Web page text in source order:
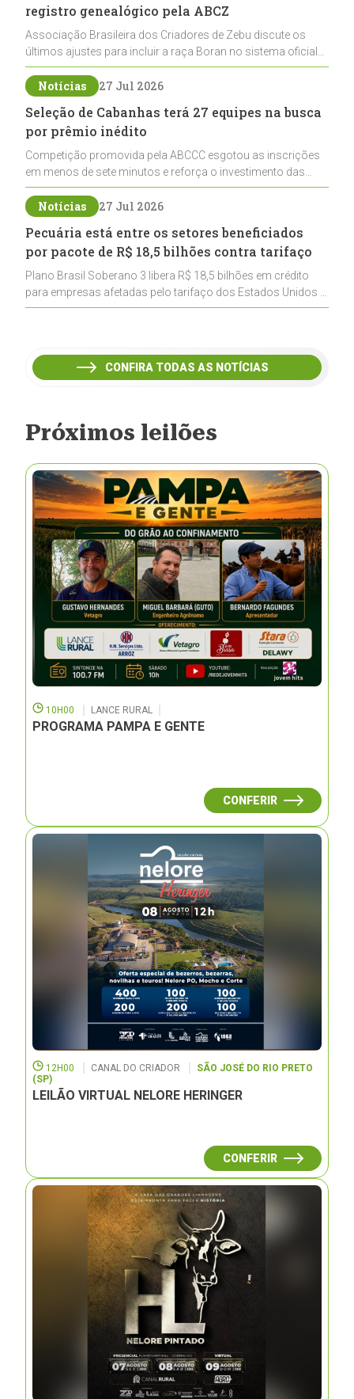
registro genealógico pela ABCZ
Associação Brasileira dos Criadores de Zebu discute os
últimos ajustes para incluir a raça Boran no sistema oficial
de registros, abrindo caminho para sua expansão na
pecuária nacional
Notícias 27 Jul 2026
Seleção de Cabanhas terá 27 equipes na busca
por prêmio inédito
Competição promovida pela ABCCC esgotou as inscrições
em menos de sete minutos e reforça o investimento das
cabanhas na seleção genética de Cavalos Crioulos voltados
ao laço
Notícias 27 Jul 2026
Pecuária está entre os setores beneficiados
por pacote de R$ 18,5 bilhões contra tarifaço
Plano Brasil Soberano 3 libera R$ 18,5 bilhões em crédito
para empresas afetadas pelo tarifaço dos Estados Unidos e
inclui a pecuária entre os setores estratégicos
CONFIRA TODAS AS NOTÍCIAS
Próximos leilões
10H00 LANCE RURAL
PROGRAMA PAMPA E GENTE
CONFERIR
12H00 CANAL DO CRIADOR
SÃO JOSÉ DO RIO PRETO
(SP)
LEILÃO VIRTUAL NELORE HERINGER
CONFERIR